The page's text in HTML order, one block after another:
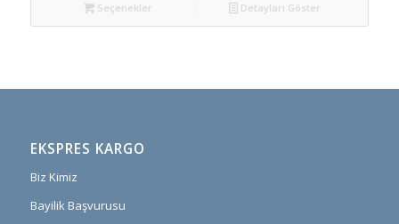
Seçenekler Detayları Göster
EKSPRES KARGO
Biz Kimiz
Bayilik Başvurusu